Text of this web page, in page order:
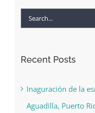
Search
Recent Posts
Inaguración de la
Aguadilla, Puerto